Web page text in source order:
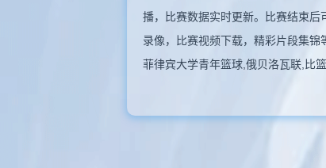
播，比赛数据实时更新。比赛结束
录像，比赛视频下载，精彩片段集
菲律宾大学青年篮球,俄贝洛瓦联,比篮